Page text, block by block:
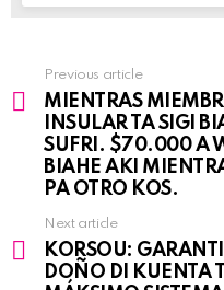
See
more
Previous article
MIENTRAS
INSULAR TA SIGI
SUFRI. $70.000 A
BIAHE AKI
PA OTRO KOS.
Next article
KORSOU:
DOÑO DI KUENTA